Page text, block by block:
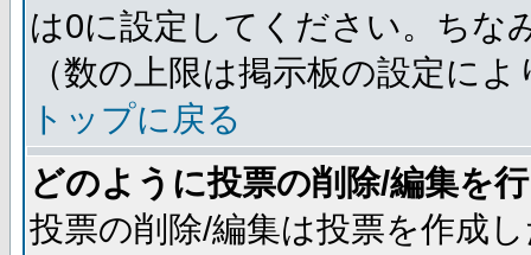
は0に設定してください。ちな
（数の上限は掲示板の設定に
トップに戻る
どのように投票の削除/編集を
投票の削除/編集は投票を作成